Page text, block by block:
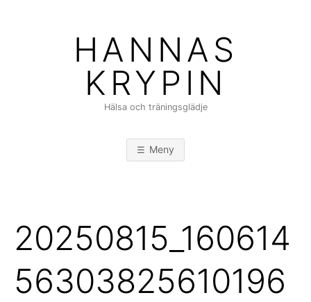
HANNAS
KRYPIN
Hälsa och träningsglädje
Meny
20250815_160614
56303825610196